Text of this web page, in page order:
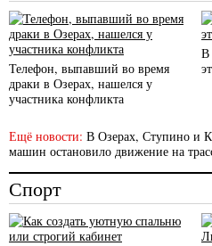
Телефон, выпавший во время
драки в Озерах, нашелся у
участника конфликта
В
Ещё новости: В Озерах, Ступино и
машин остановило движение на
Спорт